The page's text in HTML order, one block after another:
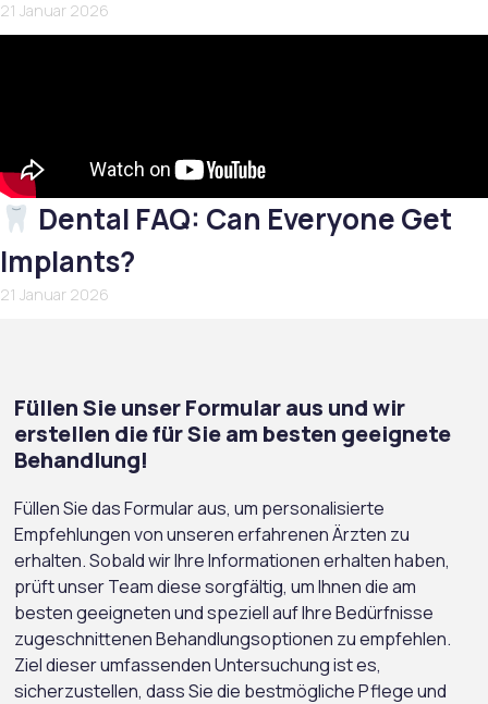
21 Januar 2026
Dental FAQ: Can Everyone Get
Implants?
21 Januar 2026
Füllen Sie unser Formular aus und wir
erstellen die für Sie am besten geeignete
Behandlung!
Füllen Sie das Formular aus, um personalisierte
Empfehlungen von unseren erfahrenen Ärzten zu
erhalten. Sobald wir Ihre Informationen erhalten haben,
prüft unser Team diese sorgfältig, um Ihnen die am
besten geeigneten und speziell auf Ihre Bedürfnisse
zugeschnittenen Behandlungsoptionen zu empfehlen.
Ziel dieser umfassenden Untersuchung ist es,
sicherzustellen, dass Sie die bestmögliche Pflege und